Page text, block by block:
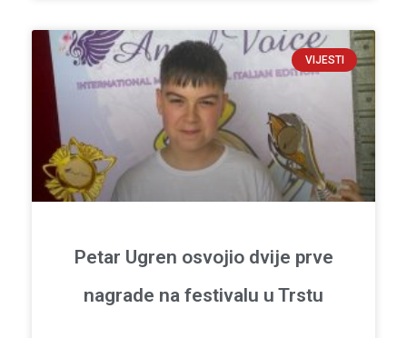
VIJESTI
Petar Ugren osvojio dvije prve
nagrade na festivalu u Trstu